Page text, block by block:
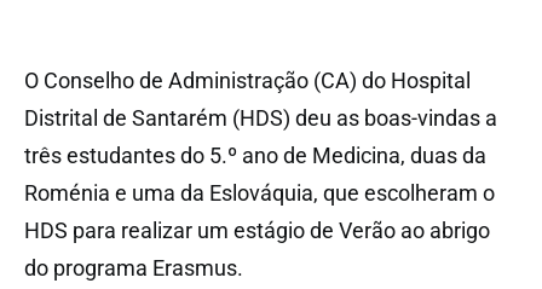
O Conselho de Administração (CA) do Hospital
Distrital de Santarém (HDS) deu as boas-vindas a
três estudantes do 5.º ano de Medicina, duas da
Roménia e uma da Eslováquia, que escolheram o
HDS para realizar um estágio de Verão ao abrigo
do programa Erasmus.